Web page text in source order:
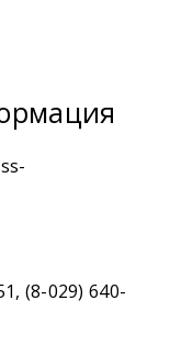
(8-029) 640-